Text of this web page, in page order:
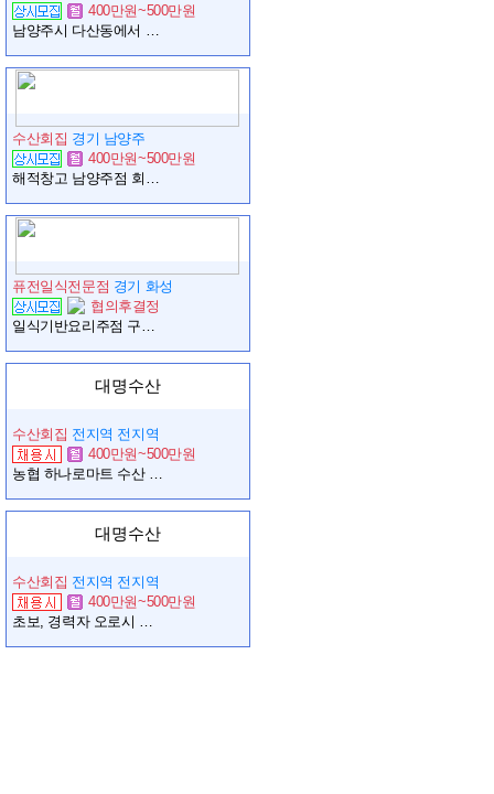
400만원~500만원
남양주시 다산동에서 회주방 실장님 모집합니다.
수산회집 경기 남양주
400만원~500만원
해적창고 남양주점 회실장님을 모집합니다.
퓨전일식전문점 경기 화성
협의후결정
일식기반요리주점 구인합니다
대명수산
수산회집 전지역 전지역
400만원~500만원
농협 하나로마트 수산 활어코너
대명수산
수산회집 전지역 전지역
400만원~500만원
초보, 경력자 오로시 가능